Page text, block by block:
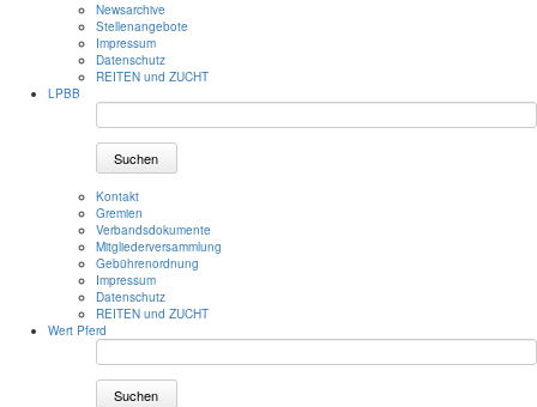
Newsarchive
Stellenangebote
Impressum
Datenschutz
REITEN und ZUCHT
LPBB
Suchen
Kontakt
Gremien
Verbandsdokumente
Mitgliederversammlung
Gebührenordnung
Impressum
Datenschutz
REITEN und ZUCHT
Wert Pferd
Suchen